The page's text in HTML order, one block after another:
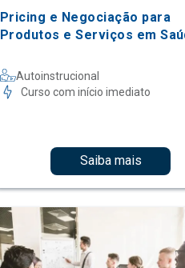
Pricing e Negociação para
Produtos e Serviços em
Autoinstrucional
Curso com início imediato
Saiba mais